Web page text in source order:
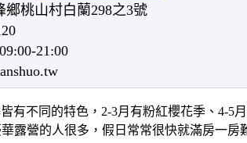
鄉桃山村白蘭298之3號
21:00
有不同的特色，2-3月有粉紅櫻花季、4-5
露營的人很多，假日常常很快就滿房一